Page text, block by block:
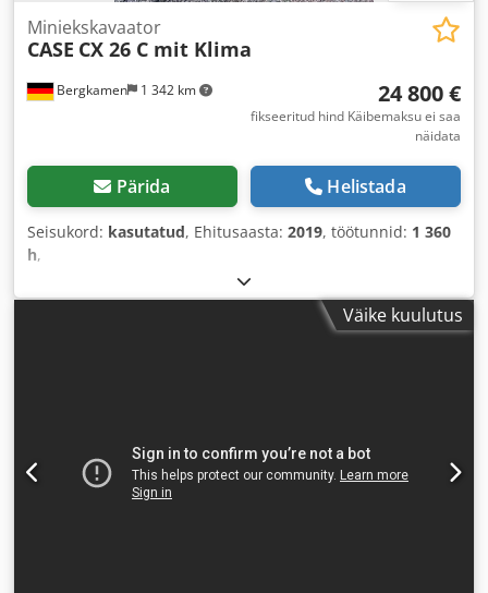
Bergkamen 1 342 km
Miniekskavaator
CASE CX 26 C mit Klima
24 800 €
fikseeritud hind Käibemaksu ei saa
näidata
Pärida Helistada
Seisukord: kasutatud, Ehitusaasta: 2019, töötunnid: 1 360
h,
Väike kuulutus